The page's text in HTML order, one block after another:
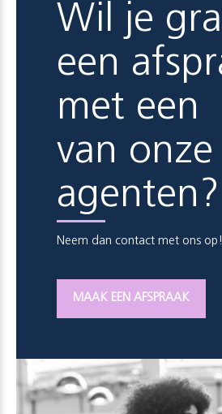
Wil je
een
met een
van onze
agenten?
Neem dan contact met ons op!
MAAK EEN AFSPRAAK